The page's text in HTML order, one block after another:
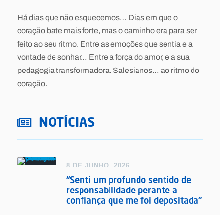
Há dias que não esquecemos… Dias em que o
coração bate mais forte, mas o caminho era para ser
feito ao seu ritmo. Entre as emoções que sentia e a
vontade de sonhar… Entre a força do amor, e a sua
pedagogia transformadora. Salesianos… ao ritmo do
coração.
NOTÍCIAS
8 DE JUNHO, 2026
“Senti um profundo sentido de
responsabilidade perante a
confiança que me foi depositada”